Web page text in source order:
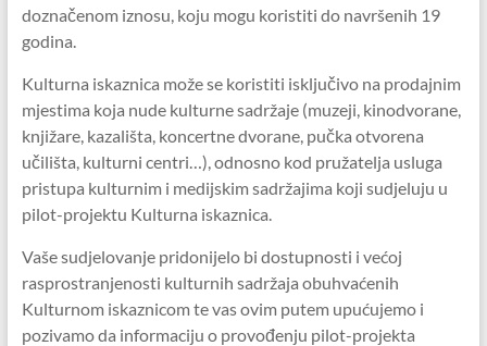
doznačenom iznosu, koju mogu koristiti do navršenih 19
godina.
Kulturna iskaznica može se koristiti isključivo na prodajnim
mjestima koja nude kulturne sadržaje (muzeji, kinodvorane,
knjižare, kazališta, koncertne dvorane, pučka otvorena
učilišta, kulturni centri…), odnosno kod pružatelja usluga
pristupa kulturnim i medijskim sadržajima koji sudjeluju u
pilot-projektu Kulturna iskaznica.
Vaše sudjelovanje pridonijelo bi dostupnosti i većoj
rasprostranjenosti kulturnih sadržaja obuhvaćenih
Kulturnom iskaznicom te vas ovim putem upućujemo i
pozivamo da informaciju o provođenju pilot-projekta